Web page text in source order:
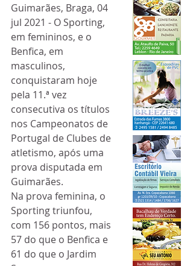
Guimarães, Braga, 04
jul 2021 - O Sporting,
em femininos, e o
Benfica, em
masculinos,
conquistaram hoje
pela 11.ª vez
consecutiva os títulos
nos Campeonatos de
Portugal de Clubes de
atletismo, após uma
prova disputada em
Guimarães.
Na prova feminina, o
Sporting triunfou,
com 156 pontos, mais
57 do que o Benfica e
61 do que o Jardim